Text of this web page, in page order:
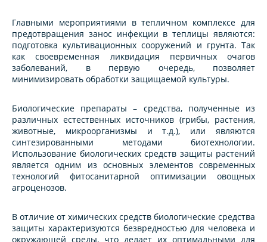
Главными мероприятиями в тепличном комплексе для
предотвращения занос инфекции в теплицы являются:
подготовка культивационных сооружений и грунта. Так
как своевременная ликвидация первичных очагов
заболеваний, в первую очередь, позволяет
минимизировать обработки защищаемой культуры.
Биологические препараты – средства, полученные из
различных естественных источников (грибы, растения,
животные, микроорганизмы и т.д.), или являются
синтезированными методами биотехнологии.
Использование биологических средств защиты растений
является одним из основных элементов современных
технологий фитосанитарной оптимизации овощных
агроценозов.
В отличие от химических средств биологические средства
защиты характеризуются безвредностью для человека и
окружающей среды, что делает их оптимальными для